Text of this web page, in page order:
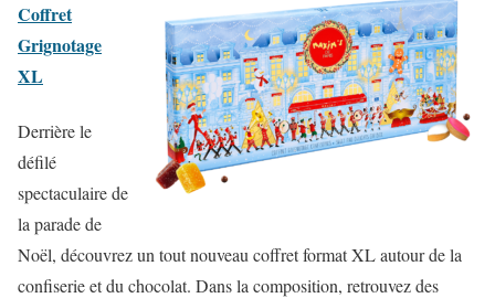
Coffret
Grignotage
XL
Derrière le
défilé
spectaculaire de
la parade de
Noël, découvrez un tout nouveau coffret format XL autour de la
confiserie et du chocolat. Dans la composition, retrouvez des